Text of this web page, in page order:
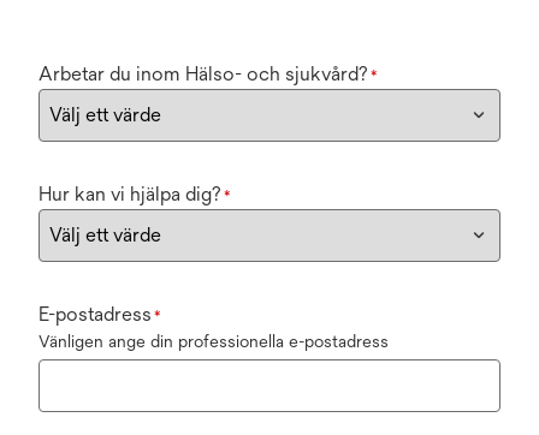
Arbetar du inom Hälso- och sjukvård? *
Hur kan vi hjälpa dig? *
E-postadress *
Vänligen ange din professionella e-postadress